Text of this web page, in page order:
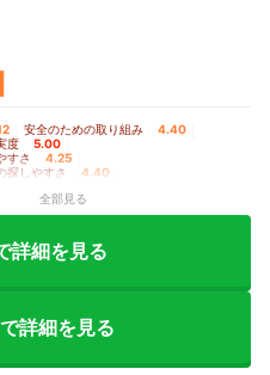
安全のための取り組み 4.40
度 5.00
すさ 4.25
探しやすさ 4.40
3.24｜男性の月額料金の安さ
全部見る
詳細を見る
詳細を見る